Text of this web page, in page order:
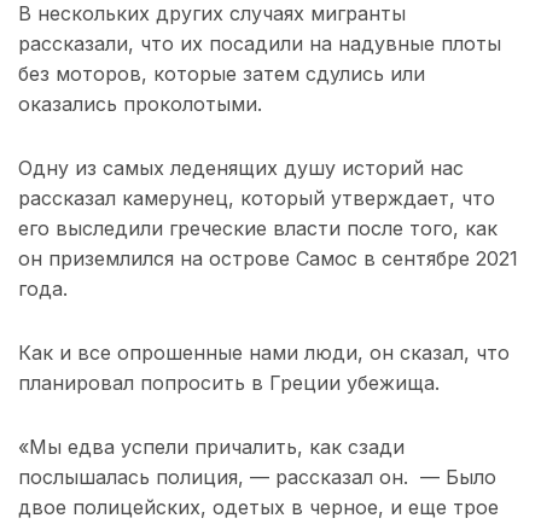
В нескольких других случаях мигранты
рассказали, что их посадили на надувные плоты
без моторов, которые затем сдулись или
оказались проколотыми.
Одну из самых леденящих душу историй нас
рассказал камерунец, который утверждает, что
его выследили греческие власти после того, как
он приземлился на острове Самос в сентябре 2021
года.
Как и все опрошенные нами люди, он сказал, что
планировал попросить в Греции убежища.
«Мы едва успели причалить, как сзади
послышалась полиция, — рассказал он. — Было
двое полицейских, одетых в черное, и еще трое